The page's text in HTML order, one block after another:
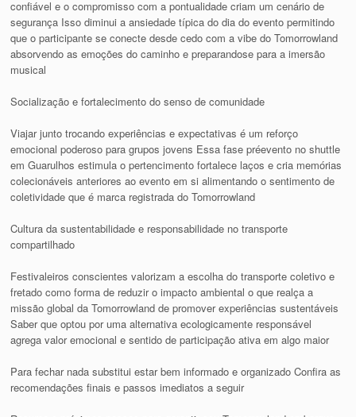
confiável e o compromisso com a pontualidade criam um cenário de
segurança Isso diminui a ansiedade típica do dia do evento permitindo
que o participante se conecte desde cedo com a vibe do Tomorrowland
absorvendo as emoções do caminho e preparandose para a imersão
musical
Socialização e fortalecimento do senso de comunidade
Viajar junto trocando experiências e expectativas é um reforço
emocional poderoso para grupos jovens Essa fase préevento no shuttle
em Guarulhos estimula o pertencimento fortalece laços e cria memórias
colecionáveis anteriores ao evento em si alimentando o sentimento de
coletividade que é marca registrada do Tomorrowland
Cultura da sustentabilidade e responsabilidade no transporte
compartilhado
Festivaleiros conscientes valorizam a escolha do transporte coletivo e
fretado como forma de reduzir o impacto ambiental o que realça a
missão global da Tomorrowland de promover experiências sustentáveis
Saber que optou por uma alternativa ecologicamente responsável
agrega valor emocional e sentido de participação ativa em algo maior
Para fechar nada substitui estar bem informado e organizado Confira as
recomendações finais e passos imediatos a seguir